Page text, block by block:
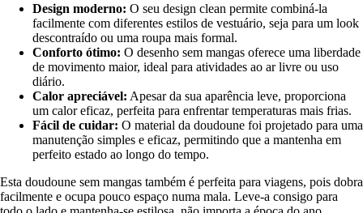
Design moderno: O seu design clean permite combiná-la
facilmente com diferentes estilos de vestuário, seja para um look
descontraído ou uma roupa mais formal.
Conforto ótimo: O desenho sem mangas oferece uma liberdade
de movimento maior, ideal para atividades ao ar livre ou uso
diário.
Calor apreciável: Apesar da sua aparência leve, proporciona
um calor eficaz, perfeita para enfrentar temperaturas mais frias.
Fácil de cuidar: O material da doudoune foi projetado para uma
manutenção simples e eficaz, permitindo que a mantenha em
perfeito estado ao longo do tempo.
Esta doudoune sem mangas também é perfeita para viagens, pois dobra
facilmente e ocupa pouco espaço numa mala. Leve-a consigo para